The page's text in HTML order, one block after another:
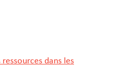
dans les